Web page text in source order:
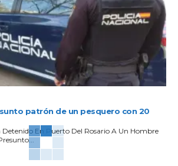
patrón de un pesquero con 20
Detenido En Puerto Del Rosario A Un Hombre